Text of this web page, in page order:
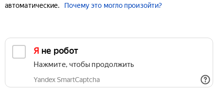
автоматические.
Почему это могло произойти?
Я не робот
Нажмите, чтобы продолжить
Yandex SmartCaptcha